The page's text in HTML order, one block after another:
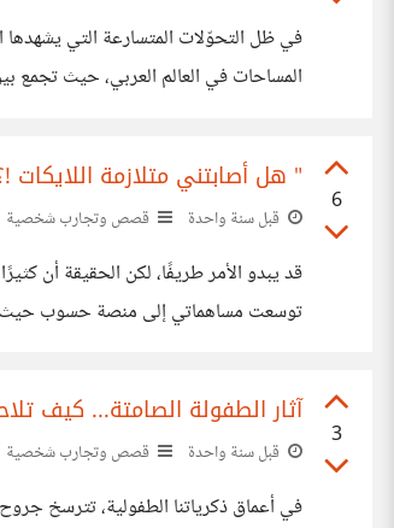
المساحات في العالم العربي، حيث تجمع
6
" هل أصابتني متلازمة اللايكات
قبل سنة واحدة قصص وتجارب شخصية
قد يبدو الأمر طريفًا، لكن الحقيقة أن
توسعت مساهماتي إلى منصة حسوب حيث
3
آثار الطفولة الصامتة... كيف
قبل سنة واحدة قصص وتجارب شخصية
في أعماق ذكرياتنا الطفولية، تترسخ